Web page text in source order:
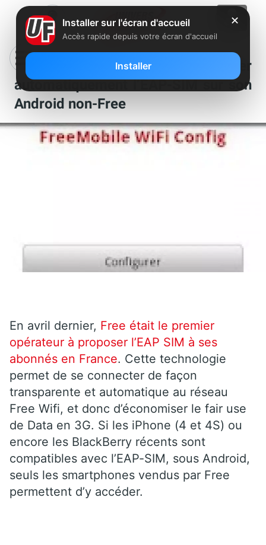
Une application pour configurer
automatiquement l’EAP-SIM sur son
Android non-Free
En avril dernier, Free était le premier
opérateur à proposer l’EAP SIM à ses
abonnés en France. Cette technologie
permet de se connecter de façon
transparente et automatique au réseau
Free Wifi, et donc d’économiser le fair use
de Data en 3G. Si les iPhone (4 et 4S) ou
encore les BlackBerry récents sont
compatibles avec l’EAP-SIM, sous Android,
seuls les smartphones vendus par Free
permettent d’y accéder.
✕
Installer sur l'écran d'accueil
Accès rapide depuis votre écran d'accueil
Installer